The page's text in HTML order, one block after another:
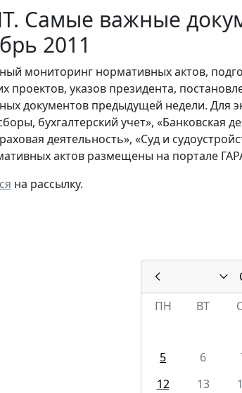
Самые важные
2011
мониторинг нормативных актов,
проектов, указов президента,
документов предыдущей недели. Для
бухгалтерский учет»,
деятельность», «Суд и
актов размещены на портале
на рассылку.
ПН
ВТ
5
6
12
13